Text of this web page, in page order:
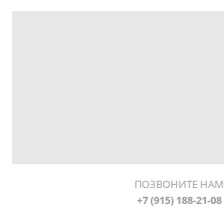
ПОЗВОНИТЕ НАМ
+7 (915) 188-21-08